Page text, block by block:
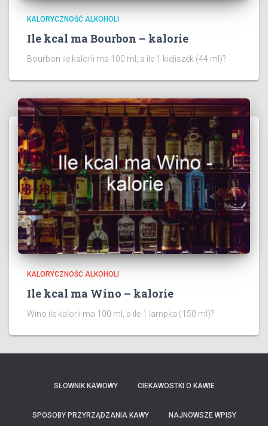
KALORYCZNOŚĆ ALKOHOLI
Ile kcal ma Bourbon – kalorie
Bourbon ile kalorii ma 100 ml, a ile 1 kieliszek (44 ml)?
KALORYCZNOŚĆ ALKOHOLI
Ile kcal ma Wino – kalorie
Wino ile kalorii ma 100 ml, a ile 1 lampka (150 ml)?
SŁOWNIK KAWOWY CIEKAWOSTKI O KAWIE
SPOSOBY PRZYRZĄDZANIA KAWY NAJNOWSZE WPISY